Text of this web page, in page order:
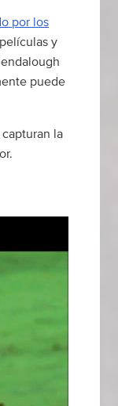
por los
y
puede
la